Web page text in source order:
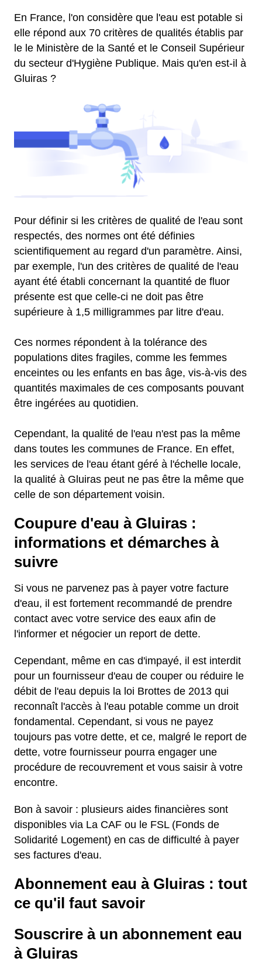
En France, l'on considère que l'eau est potable si
elle répond aux 70 critères de qualités établis par
le le Ministère de la Santé et le Conseil Supérieur
du secteur d'Hygiène Publique. Mais qu'en est-il à
Gluiras ?
Pour définir si les critères de qualité de l'eau sont
respectés, des normes ont été définies
scientifiquement au regard d'un paramètre. Ainsi,
par exemple, l'un des critères de qualité de l'eau
ayant été établi concernant la quantité de fluor
présente est que celle-ci ne doit pas être
supérieure à 1,5 milligrammes par litre d'eau.
Ces normes répondent à la tolérance des
populations dites fragiles, comme les femmes
enceintes ou les enfants en bas âge, vis-à-vis des
quantités maximales de ces composants pouvant
être ingérées au quotidien.
Cependant, la qualité de l'eau n'est pas la même
dans toutes les communes de France. En effet,
les services de l'eau étant géré à l'échelle locale,
la qualité à Gluiras peut ne pas être la même que
celle de son département voisin.
Coupure d'eau à Gluiras :
informations et démarches à
suivre
Si vous ne parvenez pas à payer votre facture
d'eau, il est fortement recommandé de prendre
contact avec votre service des eaux afin de
l'informer et négocier un report de dette.
Cependant, même en cas d'impayé, il est interdit
pour un fournisseur d'eau de couper ou réduire le
débit de l'eau depuis la loi Brottes de 2013 qui
reconnaît l'accès à l'eau potable comme un droit
fondamental. Cependant, si vous ne payez
toujours pas votre dette, et ce, malgré le report de
dette, votre fournisseur pourra engager une
procédure de recouvrement et vous saisir à votre
encontre.
Bon à savoir : plusieurs aides financières sont
disponibles via La CAF ou le FSL (Fonds de
Solidarité Logement) en cas de difficulté à payer
ses factures d'eau.
Abonnement eau à Gluiras : tout
ce qu'il faut savoir
Souscrire à un abonnement eau
à Gluiras